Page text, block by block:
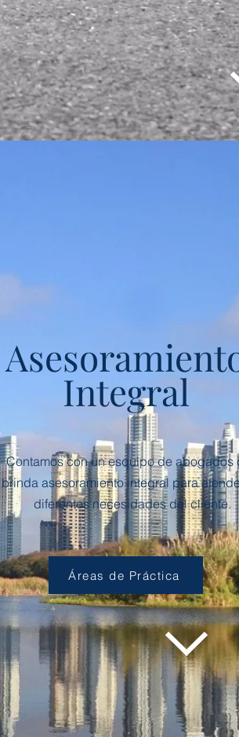
Integral
Contamos con un esquipo de abogados
brinda asesoramiento integral para
diferentes necesidades del cliente.
Áreas de Práctica